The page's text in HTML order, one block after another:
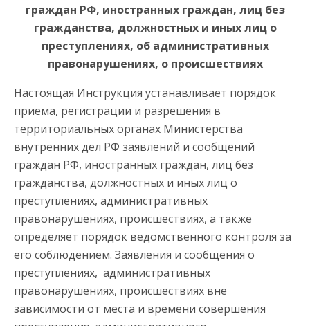
граждан РФ, иностранных граждан, лиц без
гражданства, должностных и иных лиц о
преступлениях, об административных
правонарушениях, о происшествиях
Настоящая Инструкция устанавливает порядок
приема, регистрации и разрешения в
территориальных органах Министерства
внутренних дел РФ заявлений и сообщений
граждан РФ, иностранных граждан, лиц без
гражданства, должностных и иных лиц о
преступлениях, административных
правонарушениях, происшествиях, а также
определяет порядок ведомственного контроля за
его соблюдением. Заявления и сообщения о
преступлениях, административных
правонарушениях, происшествиях вне
зависимости от места и времени совершения